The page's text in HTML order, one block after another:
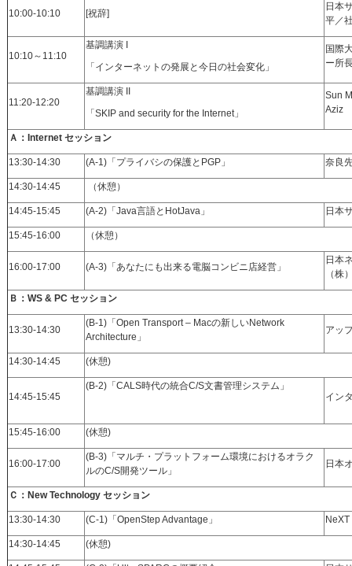
10:00-10:10 [祝辞]
日本
平／
10:10～11:10
基調講演 I
「インターネットの発展と今日の社会変化」
国際
ー所
11:20-12:20
基調講演 II
「SKIP and security for the Internet」
Sun
Aziz
Ａ：Internet セッション
13:30-14:30 (A-1)「プライバシの保護とPGP」 奈良
14:30-14:45 （休憩）
14:45-15:45 (A-2)「Java言語とHotJava」 日本
15:45-16:00 （休憩）
16:00-17:00 (A-3)「あなたにも出来る電脳コンビニ店経営」
日本
（株
Ｂ：WS & PC セッション
13:30-14:30
(B-1)「Open Transport – Macの新しいNetwork
Architecture」
アッ
14:30-14:45 (休憩)
14:45-15:45
(B-2)「CALS時代の統合C/S文書管理システム」
イン
15:45-16:00 (休憩)
16:00-17:00
(B-3)「マルチ・プラットフォーム環境におけるオラク
ルのC/S開発ツール」
日本
Ｃ：New Technology セッション
13:30-14:30 (C-1)「OpenStep Advantage」
14:30-14:45 (休憩)